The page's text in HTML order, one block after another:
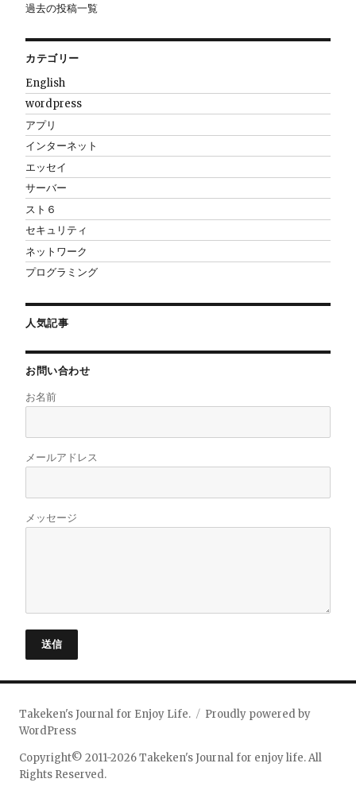
過去の投稿一覧
カテゴリー
English
wordpress
アプリ
インターネット
エッセイ
サーバー
スト６
セキュリティ
ネットワーク
プログラミング
人気記事
お問い合わせ
お名前
メールアドレス
メッセージ
送信
Takeken's Journal for Enjoy Life.
Proudly powered by
WordPress
Copyright© 2011-2026 Takeken's Journal for enjoy life. All
Rights Reserved.